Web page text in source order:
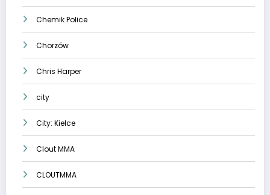
Chemik Police
Chorzów
Chris Harper
city
City: Kielce
Clout MMA
CLOUTMMA